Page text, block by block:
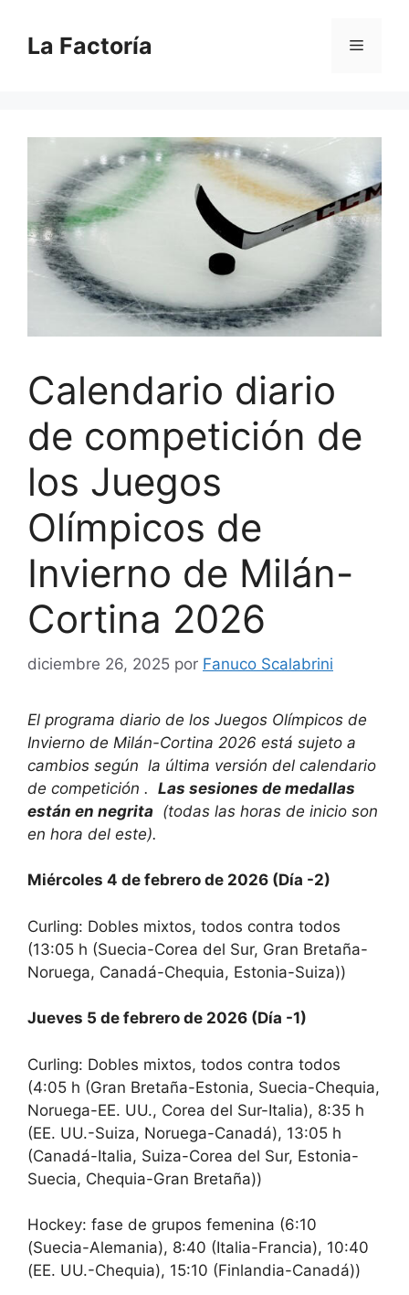
contenido
La Factoría Menú
Calendario diario
de competición de
los Juegos
Olímpicos de
Invierno de Milán-
Cortina 2026
diciembre 26, 2025 por Fanuco Scalabrini
El programa diario de los Juegos Olímpicos de
Invierno de Milán-Cortina 2026 está sujeto a
cambios según la última versión del calendario
de competición . Las sesiones de medallas
están en negrita (todas las horas de inicio son
en hora del este).
Miércoles 4 de febrero de 2026 (Día -2)
Curling: Dobles mixtos, todos contra todos
(13:05 h (Suecia-Corea del Sur, Gran Bretaña-
Noruega, Canadá-Chequia, Estonia-Suiza))
Jueves 5 de febrero de 2026 (Día -1)
Curling: Dobles mixtos, todos contra todos
(4:05 h (Gran Bretaña-Estonia, Suecia-Chequia,
Noruega-EE. UU., Corea del Sur-Italia), 8:35 h
(EE. UU.-Suiza, Noruega-Canadá), 13:05 h
(Canadá-Italia, Suiza-Corea del Sur, Estonia-
Suecia, Chequia-Gran Bretaña))
Hockey: fase de grupos femenina (6:10
(Suecia-Alemania), 8:40 (Italia-Francia), 10:40
(EE. UU.-Chequia), 15:10 (Finlandia-Canadá))